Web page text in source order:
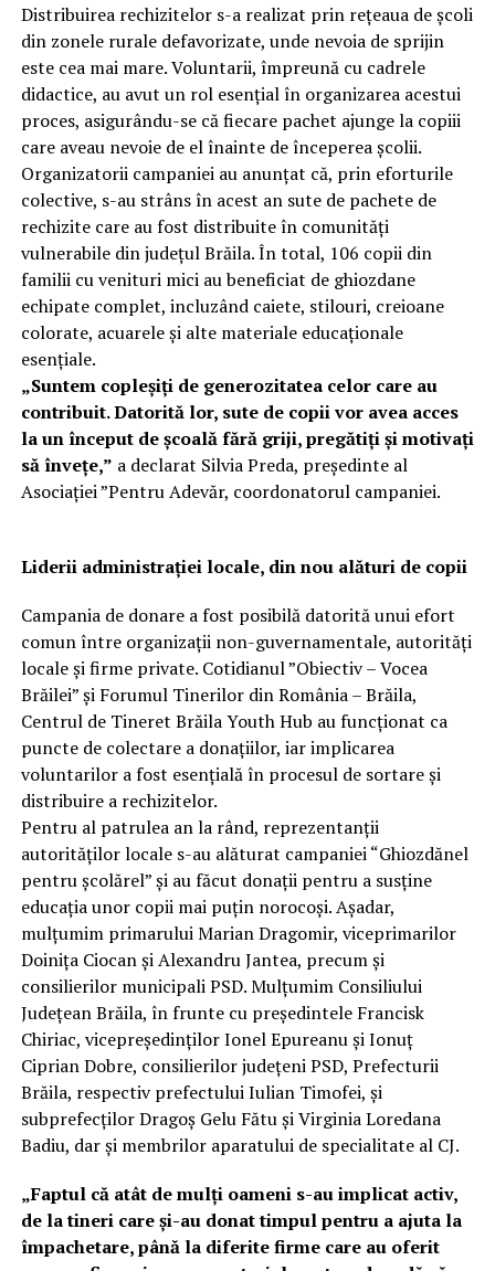
Distribuirea rechizitelor s-a realizat prin rețeaua de școli
din zonele rurale defavorizate, unde nevoia de sprijin
este cea mai mare. Voluntarii, împreună cu cadrele
didactice, au avut un rol esențial în organizarea acestui
proces, asigurându-se că fiecare pachet ajunge la copiii
care aveau nevoie de el înainte de începerea școlii.
Organizatorii campaniei au anunțat că, prin eforturile
colective, s-au strâns în acest an sute de pachete de
rechizite care au fost distribuite în comunități
vulnerabile din județul Brăila. În total, 106 copii din
familii cu venituri mici au beneficiat de ghiozdane
echipate complet, incluzând caiete, stilouri, creioane
colorate, acuarele și alte materiale educaționale
esențiale.
„Suntem copleșiți de generozitatea celor care au
contribuit. Datorită lor, sute de copii vor avea acces
la un început de școală fără griji, pregătiți și motivați
să învețe,” a declarat Silvia Preda, președinte al
Asociației ”Pentru Adevăr, coordonatorul campaniei.
Liderii administrației locale, din nou alături de copii
Campania de donare a fost posibilă datorită unui efort
comun între organizații non-guvernamentale, autorități
locale și firme private. Cotidianul ”Obiectiv – Vocea
Brăilei” și Forumul Tinerilor din România – Brăila,
Centrul de Tineret Brăila Youth Hub au funcționat ca
puncte de colectare a donațiilor, iar implicarea
voluntarilor a fost esențială în procesul de sortare și
distribuire a rechizitelor.
Pentru al patrulea an la rând, reprezentanții
autorităților locale s-au alăturat campaniei “Ghiozdănel
pentru școlărel” și au făcut donații pentru a susține
educația unor copii mai puțin norocoși. Așadar,
mulțumim primarului Marian Dragomir, viceprimarilor
Doinița Ciocan și Alexandru Jantea, precum și
consilierilor municipali PSD. Mulțumim Consiliului
Județean Brăila, în frunte cu președintele Francisk
Chiriac, vicepreședinților Ionel Epureanu și Ionuț
Ciprian Dobre, consilierilor județeni PSD, Prefecturii
Brăila, respectiv prefectului Iulian Timofei, și
subprefecților Dragoș Gelu Fătu și Virginia Loredana
Badiu, dar și membrilor aparatului de specialitate al CJ.
„Faptul că atât de mulți oameni s-au implicat activ,
de la tineri care și-au donat timpul pentru a ajuta la
împachetare, până la diferite firmecare au oferit